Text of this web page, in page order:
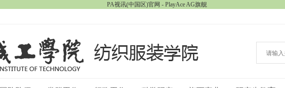
PA视讯(中国区)官网 - PlayAce AG旗舰